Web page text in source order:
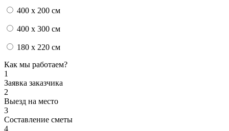
400 x 200 см
400 x 300 см
180 x 220 см
Как мы работаем?
1
Заявка заказчика
2
Выезд на место
3
Составление сметы
4